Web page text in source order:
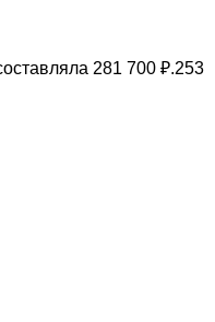
281 700 ₽.253